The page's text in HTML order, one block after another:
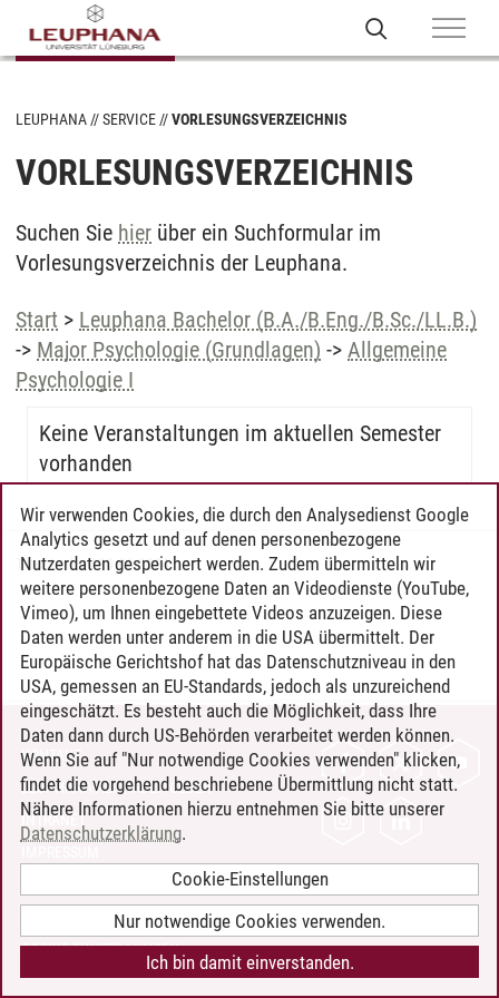
LEUPHANA SERVICE VORLESUNGSVERZEICHNIS
VORLESUNGSVERZEICHNIS
Suchen Sie hier über ein Suchformular im
Vorlesungsverzeichnis der Leuphana.
Start > Leuphana Bachelor (B.A./B.Eng./B.Sc./LL.B.)
-> Major Psychologie (Grundlagen) -> Allgemeine
Psychologie I
Keine Veranstaltungen im aktuellen Semester
vorhanden
Timo Leder/30.06.2024
KONTAKT
LEUPHANA ALS ARBEITGEBER
INTRANET
BARRIEREFREIHEIT
COOKIE-EINSTELLUNGEN
Wir verwenden Cookies, die durch den Analysedienst Google
Analytics gesetzt und auf denen personenbezogene
Nutzerdaten gespeichert werden. Zudem übermitteln wir
weitere personenbezogene Daten an Videodienste (YouTube,
Vimeo), um Ihnen eingebettete Videos anzuzeigen. Diese
Daten werden unter anderem in die USA übermittelt. Der
Europäische Gerichtshof hat das Datenschutzniveau in den
USA, gemessen an EU-Standards, jedoch als unzureichend
eingeschätzt. Es besteht auch die Möglichkeit, dass Ihre
Daten dann durch US-Behörden verarbeitet werden können.
Wenn Sie auf "Nur notwendige Cookies verwenden" klicken,
findet die vorgehend beschriebene Übermittlung nicht statt.
Nähere Informationen hierzu entnehmen Sie bitte unserer
Datenschutzerklärung.
Cookie-Einstellungen
Nur notwendige Cookies verwenden.
Ich bin damit einverstanden.